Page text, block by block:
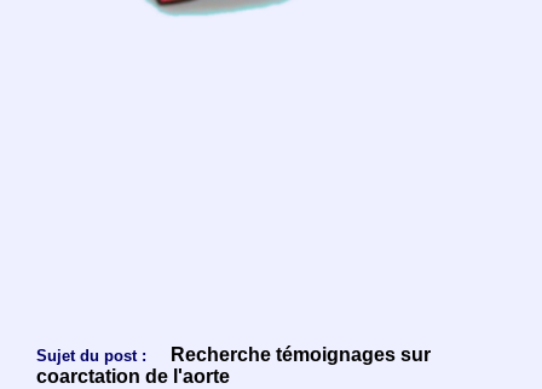
Sujet du post :
Recherche témoignages sur
coarctation de l'aorte